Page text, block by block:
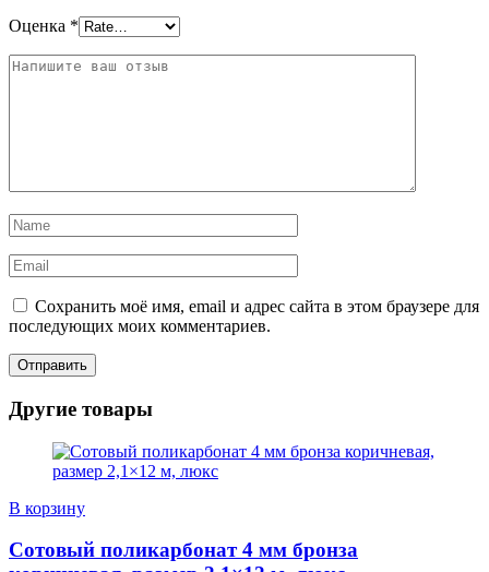
Оценка *
Сохранить моё имя, email и адрес сайта в этом браузере для
последующих моих комментариев.
Другие товары
В корзину
Сотовый поликарбонат 4 мм бронза